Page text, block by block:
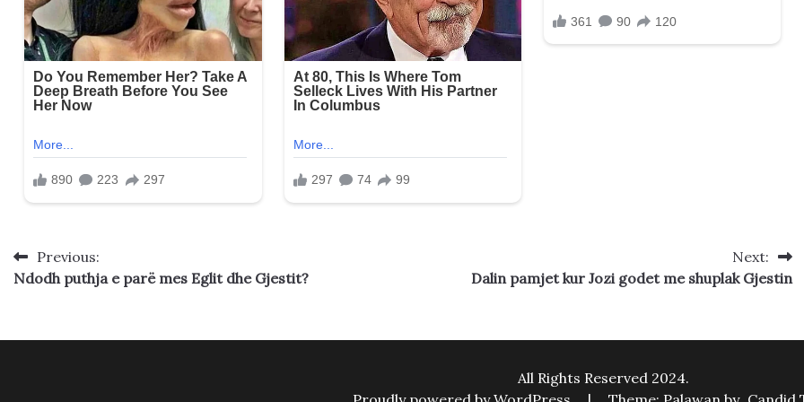
Post
navigation
Previous:
Ndodh puthja e parë mes Eglit dhe Gjestit?
Next:
Dalin pamjet kur Jozi godet me shuplak Gjestin
All Rights Reserved 2024.